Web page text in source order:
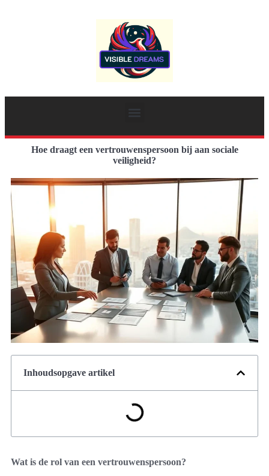
Hoe draagt een vertrouwenspersoon bij aan sociale
veiligheid?
Inhoudsopgave artikel
Wat is de rol van een vertrouwenspersoon?